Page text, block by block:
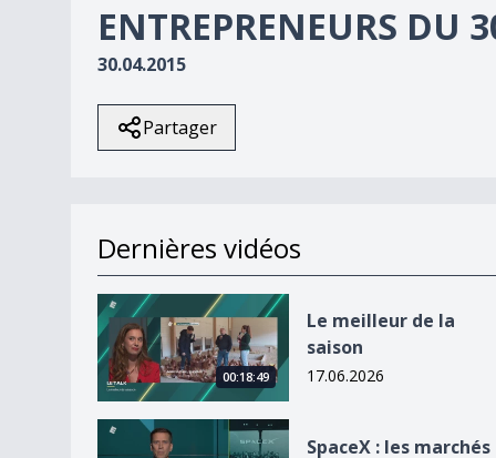
ENTREPRENEURS DU
30.04.2015
Partager
Dernières vidéos
Le meilleur de la saison
00:18:49
Le meilleur de la
saison
17.06.2026
SpaceX : les marchés ont-ils craqué ?
SpaceX : les marchés